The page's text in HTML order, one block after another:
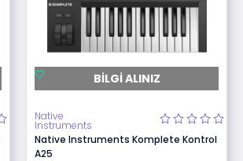
BILGI ALINIZ
Native
Instruments
Native Instruments Komplete Kontrol
A25